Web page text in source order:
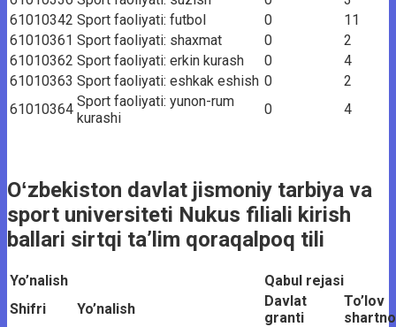
61010342 Sport faoliyati: futbol 0
11
61010361 Sport faoliyati: shaxmat 0
2
61010362 Sport faoliyati: erkin kurash 0
4
61010363 Sport faoliyati: eshkak eshish 0
2
61010364 Sport faoliyati: yunon-rum
kurashi
0 4
Oʻzbekiston davlat jismoniy tarbiya va
sport universiteti Nukus filiali kirish
ballari sirtqi ta’lim qoraqalpoq tili
Yo’nalish
Qabul rejasi
Shifri
Yo’nalish
Davlat
granti
To’lov